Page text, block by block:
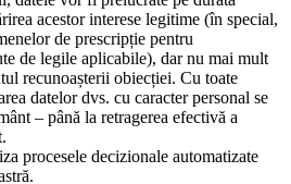
acestor interese legitime (în special,
de prescripție pentru
de legile aplicabile), dar nu mai mult
recunoașterii obiecției. Cu toate
datelor dvs. cu caracter personal se
– până la retragerea efectivă a
procesele decizionale automatizate